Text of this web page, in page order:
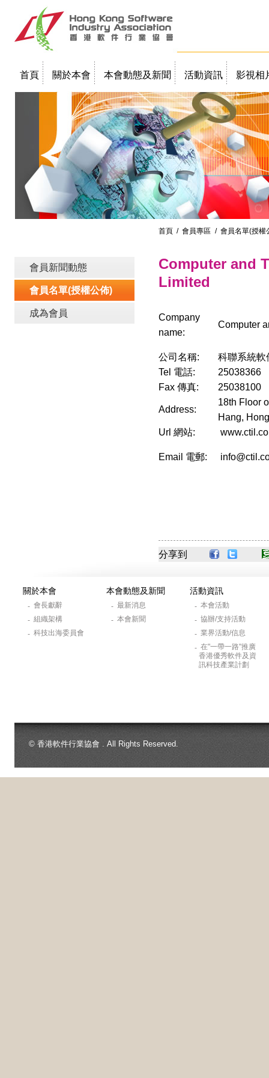
首頁 關於本會 本會動態及新聞 活動資訊 影視相
教學簡報
首頁 / 會員專區 / 會員名單(授權
會員新聞動態
會員名單(授權公佈)
成為會員
Computer and
Limited
Company
name:
Computer
公司名稱:
科聯系統軟
Tel 電話:
25038366
Fax 傳真:
25038100
Address:
18th Floor
Hang,
Url 網站:
Email 電郵:
分享到
關於本會
- 會長獻辭
- 組織架構
- 科技出海委員會
本會動態及新聞
- 最新消息
- 本會新聞
活動資訊
- 本會活動
- 協辦/支持活動
- 業界活動/信息
- 在"一帶一路"推廣
香港優秀軟件及資
訊科技產業計劃
© 香港軟件行業協會 . All Rights Reserved.